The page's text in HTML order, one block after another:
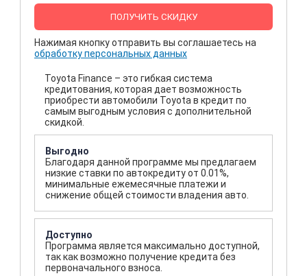
ПОЛУЧИТЬ СКИДКУ
Нажимая кнопку отправить вы соглашаетесь на
обработку персональных данных
Toyota Finance – это гибкая система
кредитования, которая дает возможность
приобрести автомобили Toyota в кредит по
самым выгодным условия с дополнительной
скидкой.
Выгодно
Благодаря данной программе мы предлагаем
низкие ставки по автокредиту от 0.01%,
минимальные ежемесячные платежи и
снижение общей стоимости владения авто.
Доступно
Программа является максимально доступной,
так как возможно получение кредита без
первоначального взноса.